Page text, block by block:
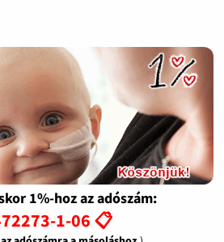
1%-hoz az adószám:
1-06 📋